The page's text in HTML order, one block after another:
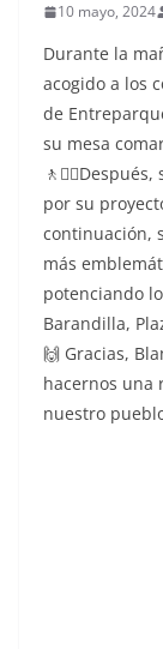
10 mayo, 2024
Durante la
acogido a los
de
su mesa
por su
continuación,
más
potenciando
Barandilla,
🙌 Gracias,
hacernos una
nuestro